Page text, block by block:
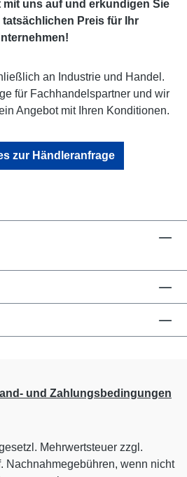
mit uns auf und erkundigen Sie
Preis für Ihr
an Industrie und Handel.
für Fachhandelspartner und wir
Angebot mit Ihren Konditionen.
zur Händleranfrage
und Zahlungsbedingungen
Mehrwertsteuer zzgl.
Nachnahmegebühren, wenn nicht